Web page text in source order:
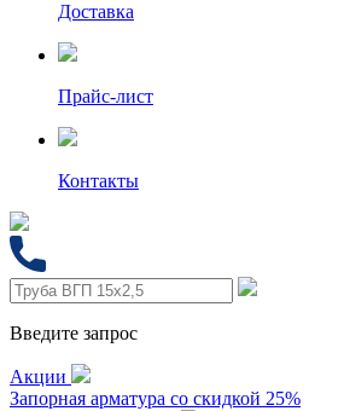
Доставка
Прайс-лист
Контакты
Введите запрос
Акции
Запорная арматура со скидкой 25%